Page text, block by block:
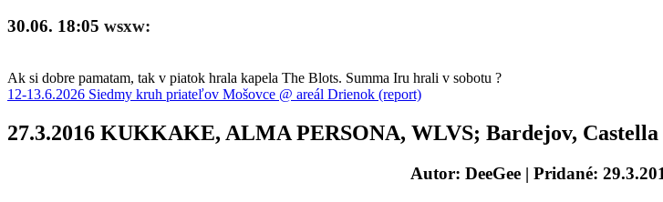
30.06. 18:05 wsxw:
Ak si dobre pamatam, tak v piatok hrala kapela The Blots. Summa Iru hrali v sobotu ?
12-13.6.2026 Siedmy kruh priateľov Mošovce @ areál Drienok (report)
27.3.2016 KUKKAKE, ALMA PERSONA, WLVS; Bardejov, Castella
Autor: DeeGee| Pridané: